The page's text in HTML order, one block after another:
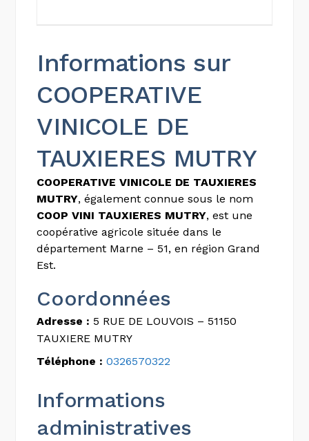
Informations sur
COOPERATIVE
VINICOLE DE
TAUXIERES MUTRY
COOPERATIVE VINICOLE DE TAUXIERES
MUTRY, également connue sous le nom
COOP VINI TAUXIERES MUTRY, est une
coopérative agricole située dans le
département Marne – 51, en région Grand
Est.
Coordonnées
Adresse : 5 RUE DE LOUVOIS – 51150
TAUXIERE MUTRY
Téléphone : 0326570322
Informations
administratives